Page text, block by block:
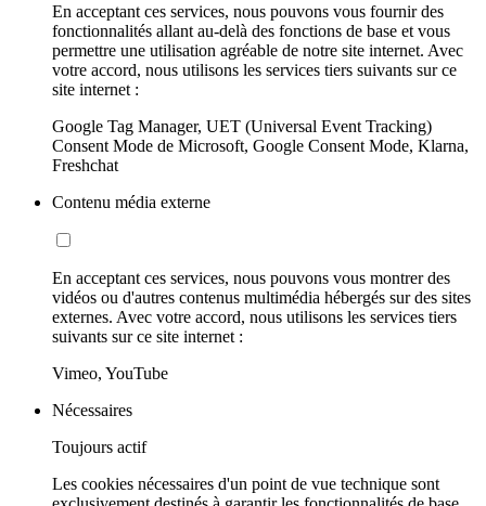
En acceptant ces services, nous pouvons vous fournir des
fonctionnalités allant au-delà des fonctions de base et vous
permettre une utilisation agréable de notre site internet. Avec
votre accord, nous utilisons les services tiers suivants sur ce
site internet :
Google Tag Manager, UET (Universal Event Tracking)
Consent Mode de Microsoft, Google Consent Mode, Klarna,
Freshchat
Contenu média externe
En acceptant ces services, nous pouvons vous montrer des
vidéos ou d'autres contenus multimédia hébergés sur des sites
externes. Avec votre accord, nous utilisons les services tiers
suivants sur ce site internet :
Vimeo, YouTube
Nécessaires
Toujours actif
Les cookies nécessaires d'un point de vue technique sont